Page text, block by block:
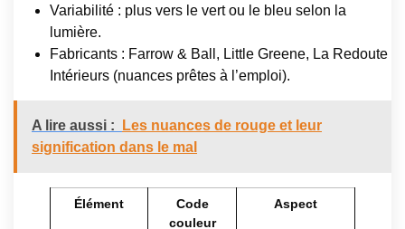
Variabilité : plus vers le vert ou le bleu selon la
lumière.
Fabricants : Farrow & Ball, Little Greene, La Redoute
Intérieurs (nuances prêtes à l’emploi).
A lire aussi :
Les nuances de rouge et leur
signification dans le mal
Élément
Code
couleur
Aspect